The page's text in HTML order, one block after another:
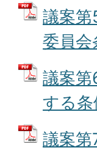
議案
委員
議案
する
議案